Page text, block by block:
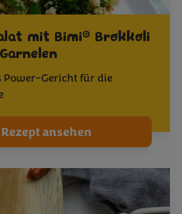
mit Bimi® Brokkoli
Power-Gericht für die
Rezept ansehen